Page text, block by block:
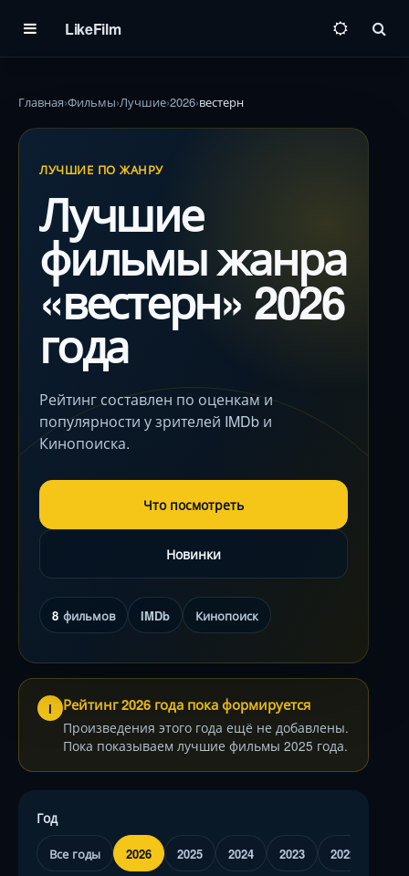
LikeFilm
Главная Фильмы Лучшие 2026 вестерн
ЛУЧШИЕ ПО ЖАНРУ
Лучшие
фильмы жанра
«вестерн» 2026
года
Рейтинг составлен по оценкам и
популярности у зрителей IMDb и
Кинопоиска.
Что посмотреть
Новинки
8 фильмов IMDb Кинопоиск
i Рейтинг 2026 года пока формируется
Произведения этого года ещё не добавлены.
Пока показываем лучшие фильмы 2025 года.
Год
Все годы 2026 2025 2024 2023 2022